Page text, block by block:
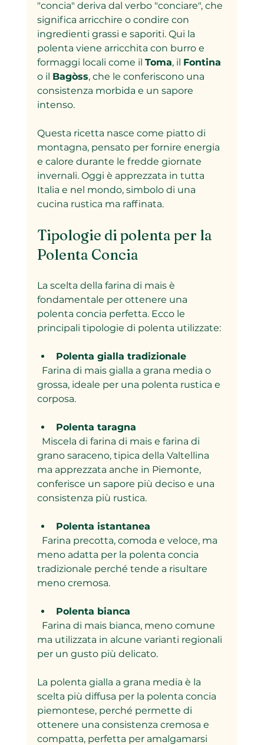
"concia" deriva dal verbo "conciare", che
significa arricchire o condire con
ingredienti grassi e saporiti. Qui la
polenta viene arricchita con burro e
formaggi locali come il Toma, il Fontina
o il Bagòss, che le conferiscono una
consistenza morbida e un sapore
intenso.
Questa ricetta nasce come piatto di
montagna, pensato per fornire energia
e calore durante le fredde giornate
invernali. Oggi è apprezzata in tutta
Italia e nel mondo, simbolo di una
cucina rustica ma raffinata.
Tipologie di polenta per la
Polenta Concia
La scelta della farina di mais è
fondamentale per ottenere una
polenta concia perfetta. Ecco le
principali tipologie di polenta utilizzate:
Polenta gialla tradizionale
grossa, ideale per una polenta rustica e
corposa.
Polenta taragna
grano saraceno, tipica della Valtellina
ma apprezzata anche in Piemonte,
conferisce un sapore più deciso e una
consistenza più rustica.
Polenta istantanea
meno adatta per la polenta concia
tradizionale perché tende a risultare
meno cremosa.
Polenta bianca
ma utilizzata in alcune varianti regionali
per un gusto più delicato.
La polenta gialla a grana media è la
scelta più diffusa per la polenta concia
piemontese, perché permette di
ottenere una consistenza cremosa e
compatta, perfetta per amalgamarsi